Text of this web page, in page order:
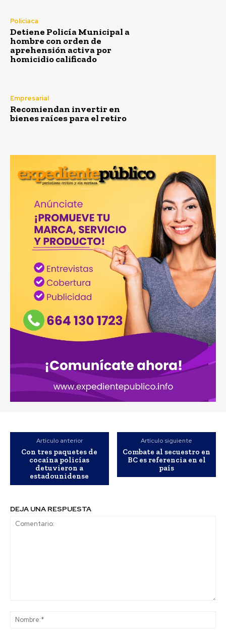
Policiaca
Detiene Policía Municipal a
hombre con orden de
aprehensión activa por
homicidio calificado
Empresarial
Recomiendan invertir en
bienes raíces para el retiro
Artículo anterior
Con tres paquetes de
cocaína policías
detuvieron a
estadounidense
Artículo siguiente
Combate al secuestro en
BC es referencia en el
país
DEJA UNA RESPUESTA